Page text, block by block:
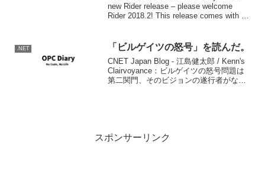
new Rider release – please welcome
Rider 2018.2! This release comes with a
.NET 「ビルゲイツの怒号」を読んだ。
CNET Japan Blog - 江島健太郎 / Kenn's
Clairvoyance：ビルゲイツの怒号問題は
第二関門、そのビジョンの遂行者がなぜ
スポンサーリンク